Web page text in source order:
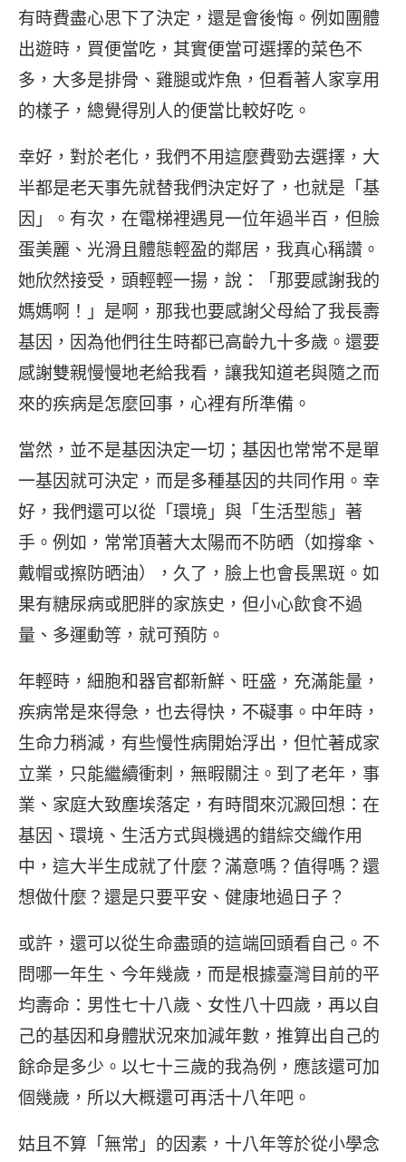
有時費盡心思下了決定，還是會後悔。例如團體
出遊時，買便當吃，其實便當可選擇的菜色不
多，大多是排骨、雞腿或炸魚，但看著人家享用
的樣子，總覺得別人的便當比較好吃。
幸好，對於老化，我們不用這麼費勁去選擇，大
半都是老天事先就替我們決定好了，也就是「基
因」。有次，在電梯裡遇見一位年過半百，但臉
蛋美麗、光滑且體態輕盈的鄰居，我真心稱讚。
她欣然接受，頭輕輕一揚，說：「那要感謝我的
媽媽啊！」是啊，那我也要感謝父母給了我長壽
基因，因為他們往生時都已高齡九十多歲。還要
感謝雙親慢慢地老給我看，讓我知道老與隨之而
來的疾病是怎麼回事，心裡有所準備。
當然，並不是基因決定一切；基因也常常不是單
一基因就可決定，而是多種基因的共同作用。幸
好，我們還可以從「環境」與「生活型態」著
手。例如，常常頂著大太陽而不防晒（如撐傘、
戴帽或擦防晒油），久了，臉上也會長黑斑。如
果有糖尿病或肥胖的家族史，但小心飲食不過
量、多運動等，就可預防。
年輕時，細胞和器官都新鮮、旺盛，充滿能量，
疾病常是來得急，也去得快，不礙事。中年時，
生命力稍減，有些慢性病開始浮出，但忙著成家
立業，只能繼續衝刺，無暇關注。到了老年，事
業、家庭大致塵埃落定，有時間來沉澱回想：在
基因、環境、生活方式與機遇的錯綜交織作用
中，這大半生成就了什麼？滿意嗎？值得嗎？還
想做什麼？還是只要平安、健康地過日子？
或許，還可以從生命盡頭的這端回頭看自己。不
問哪一年生、今年幾歲，而是根據臺灣目前的平
均壽命：男性七十八歲、女性八十四歲，再以自
己的基因和身體狀況來加減年數，推算出自己的
餘命是多少。以七十三歲的我為例，應該還可加
個幾歲，所以大概還可再活十八年吧。
姑且不算「無常」的因素，十八年等於從小學念